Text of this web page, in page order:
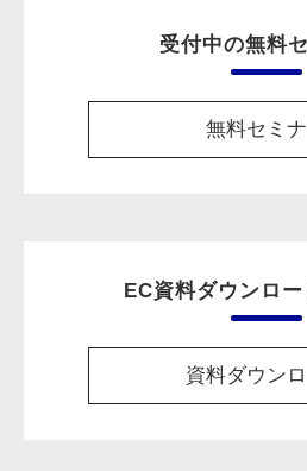
受付中の無料
無料セミ
EC資料ダウンロー
資料ダウン